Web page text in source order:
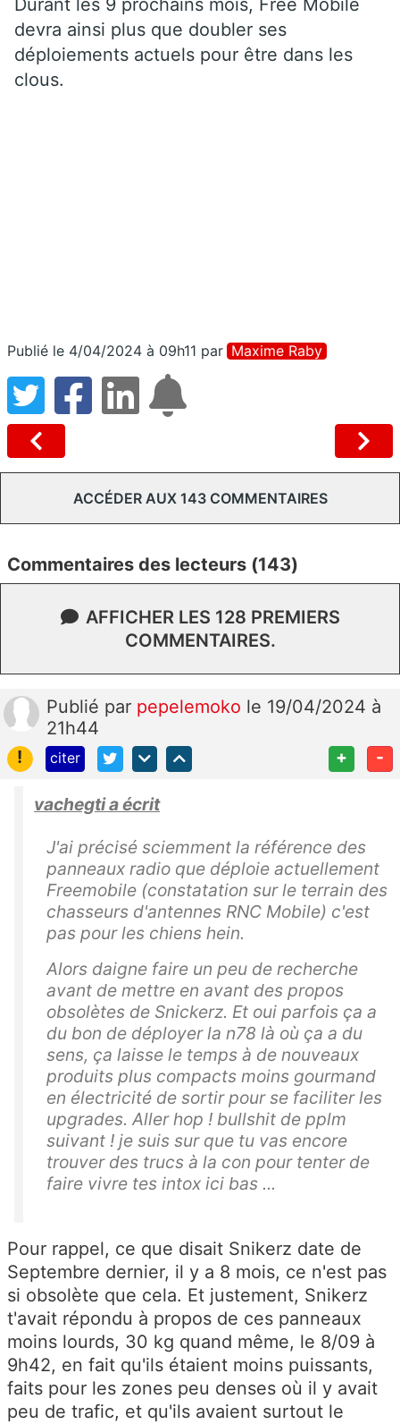
Durant les 9 prochains mois, Free Mobile
devra ainsi plus que doubler ses
déploiements actuels pour être dans les
clous.
Publié le 4/04/2024 à 09h11 par Maxime Raby
ACCÉDER AUX 143 COMMENTAIRES
Commentaires des lecteurs (143)
AFFICHER LES 128 PREMIERS
COMMENTAIRES.
Publié par pepelemoko le 19/04/2024 à
21h44
!
citer + -
vachegti a écrit
J'ai précisé sciemment la référence des
panneaux radio que déploie actuellement
Freemobile (constatation sur le terrain des
chasseurs d'antennes RNC Mobile) c'est
pas pour les chiens hein.
Alors daigne faire un peu de recherche
avant de mettre en avant des propos
obsolètes de Snickerz. Et oui parfois ça a
du bon de déployer la n78 là où ça a du
sens, ça laisse le temps à de nouveaux
produits plus compacts moins gourmand
en électricité de sortir pour se faciliter les
upgrades. Aller hop ! bullshit de pplm
suivant ! je suis sur que tu vas encore
trouver des trucs à la con pour tenter de
faire vivre tes intox ici bas ...
Pour rappel, ce que disait Snikerz date de
Septembre dernier, il y a 8 mois, ce n'est pas
si obsolète que cela. Et justement, Snikerz
t'avait répondu à propos de ces panneaux
moins lourds, 30 kg quand même, le 8/09 à
9h42, en fait qu'ils étaient moins puissants,
faits pour les zones peu denses où il y avait
peu de trafic, et qu'ils avaient surtout le